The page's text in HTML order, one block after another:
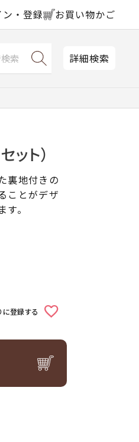
ン・登録 お買い物かご
詳細検索
ト）
裏地付きの
ことがデザ
。
に登録する